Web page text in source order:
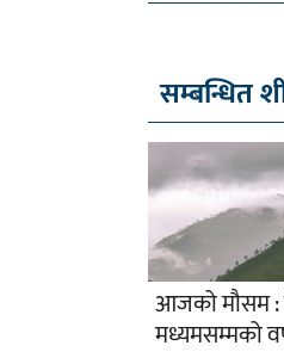
सम्बन्धित
आजको मौसम :
मध्यमसम्मको